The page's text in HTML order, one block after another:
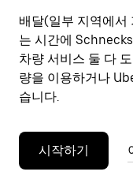
려
면
Esc
키
를
누
세
배달(일부 지역에서
는 시간에
차량 서비스 둘 다
량을 이용하거나
습니다.
시작하기